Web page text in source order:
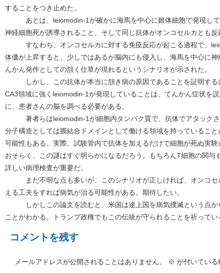
することをつき止めた。
あとは、leiomodin-1が確かに海馬を中心に錐体細胞で発現して
神経細胞死が誘導されること、そして同じ抗体がオンコセルカとも
すなわち、オンコセルカに対する免疫反応が起こる過程で、
体価が上昇すると、少しではあるが脳内にも侵入し、海馬を中心に
んかん発作としての頷く仕草が現れるというシナリオが示された。
しかし、この抗体が本当に頷き病の原因であることを証明する
CA3領域に強くleiomodin-1が発現していることは、てんかん症状を
に、患者さんの脳を調べる必要がある。
著者らはleiomodin-1が細胞内タンパク質で、抗体でアタックさ
分子構造としては膜結合ドメインとして働ける領域を持っているこ
可能性もある。実際、試験管内で抗体を加えるだけで細胞が死ぬ実
おそらく、この謎はすぐ明らかになるだろう。もちろんT細胞の関与
詳しい病理検査が重要だ。
まだ不明な点も多いが、このシナリオが正しければ、オンコセ
える工夫をすれば病気が治る可能性がある。期待したい。
しかしこの論文を読むと、米国は途上国を病気撲滅という点か
ことがわかる。トランプ政権でもこの伝統が守られることを祈ってい
コメントを残す
メールアドレスが公開されることはありません。 ※ が付いてい